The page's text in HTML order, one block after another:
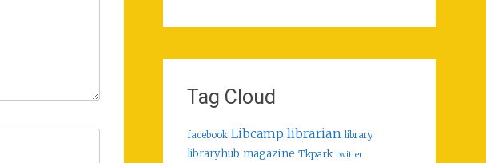
Tag Cloud
facebook Libcamp librarian library
libraryhub magazine Tkpark twitter